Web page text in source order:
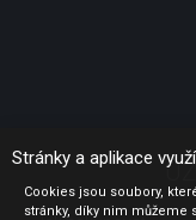
Stránky a aplikace
Cookies jsou soubory,
stránky, díky nim můžeme